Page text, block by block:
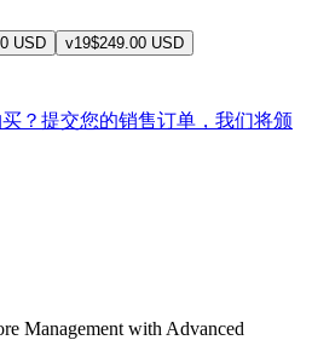
USD v19$249.00 USD
？ 提交您的销售订单，我们将颁
Management with Advanced